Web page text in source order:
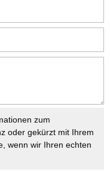
zum
oder gekürzt mit Ihrem
wenn wir Ihren echten